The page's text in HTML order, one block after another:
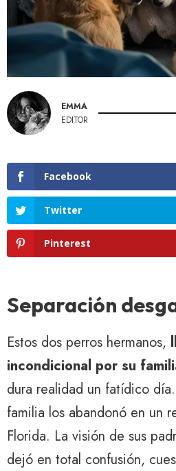
EMMA
EDITOR
Facebook
Twitter
Pinterest
Separación
Estos dos perros hermanos,
incondicional por su
dura realidad un fatídico
familia los abandonó en un
Florida. La visión de sus
dejó en total confusión,